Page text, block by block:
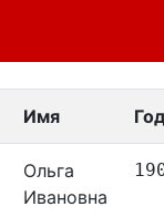
Имя
Ольга
Ивановна